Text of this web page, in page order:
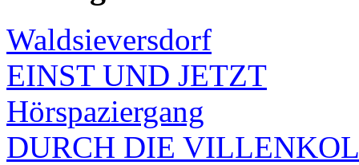
Waldsieversdorf
EINST UND JETZT
Hörspaziergang
DURCH DIE